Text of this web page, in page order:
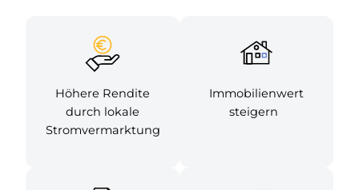
Höhere Rendite
durch lokale
Stromvermarktung
Immobilienwert
steigern